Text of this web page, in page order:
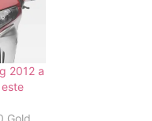
2012 a
este
Gold